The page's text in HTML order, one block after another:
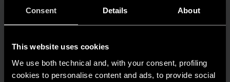
Consent Details About
This website uses cookies
We use both technical and, with your consent, profiling
cookies to personalise content and ads, to provide social